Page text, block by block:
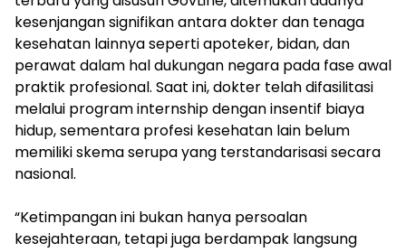
kesenjangan signifikan antara dokter dan tenaga
kesehatan lainnya seperti apoteker, bidan, dan
perawat dalam hal dukungan negara pada fase awal
praktik profesional. Saat ini, dokter telah difasilitasi
melalui program internship dengan insentif biaya
hidup, sementara profesi kesehatan lain belum
memiliki skema serupa yang terstandarisasi secara
nasional.
“Ketimpangan ini bukan hanya persoalan
kesejahteraan, tetapi juga berdampak langsung